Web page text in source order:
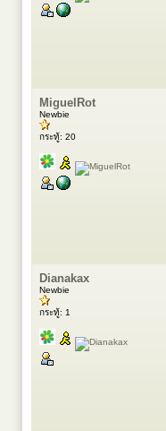
MiguelRot
Newbie
กระทู้: 20
Dianakax
Newbie
กระทู้: 1